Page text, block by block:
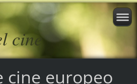
cine
cine europeo